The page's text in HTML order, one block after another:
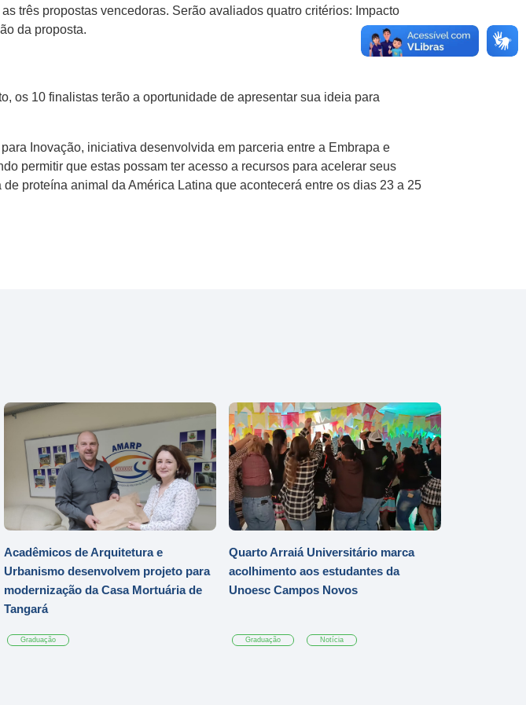
três propostas vencedoras. Serão avaliados quatro critérios: Impacto
da proposta.
os 10 finalistas terão a oportunidade de apresentar sua ideia para
Inovação, iniciativa desenvolvida em parceria entre a Embrapa e
permitir que estas possam ter acesso a recursos para acelerar seus
proteína animal da América Latina que acontecerá entre os dias 23 a 25
Acadêmicos de Arquitetura e
Urbanismo desenvolvem projeto para
modernização da Casa Mortuária de
Tangará
Graduação
Quarto Arraiá Universitário marca
acolhimento aos estudantes da
Unoesc Campos Novos
Graduação Notícia